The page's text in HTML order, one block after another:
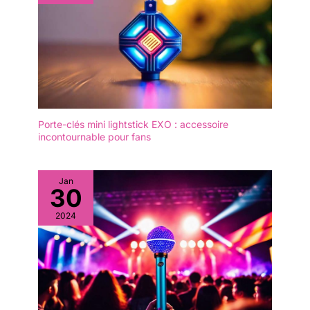
Porte-clés mini lightstick EXO : accessoire
incontournable pour fans
Jan
30
2024